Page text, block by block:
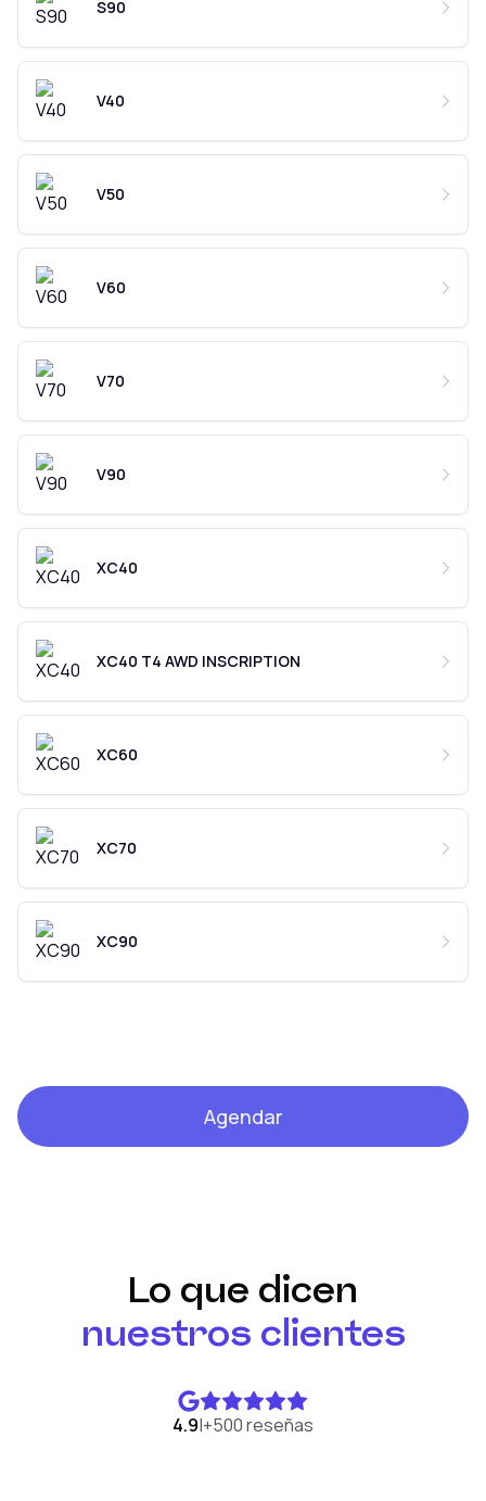
S90
V40
V50
V60
V70
V90
XC40
XC40 T4 AWD INSCRIPTION
XC60
XC70
XC90
Agendar
Lo que dicen
nuestros clientes
4.9|+500 reseñas